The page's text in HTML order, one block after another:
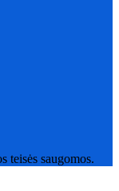
saugomos.